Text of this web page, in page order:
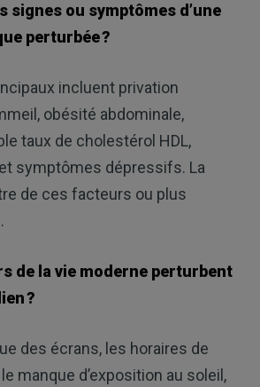
signes ou symptômes d’une
perturbée ?
incluent privation
obésité abdominale,
taux de cholestérol HDL,
symptômes dépressifs. La
de ces facteurs ou plus
de la vie moderne perturbent
?
des écrans, les horaires de
manque d’exposition au soleil,